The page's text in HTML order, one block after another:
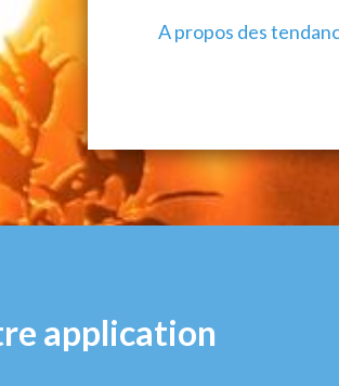
A propos des
application